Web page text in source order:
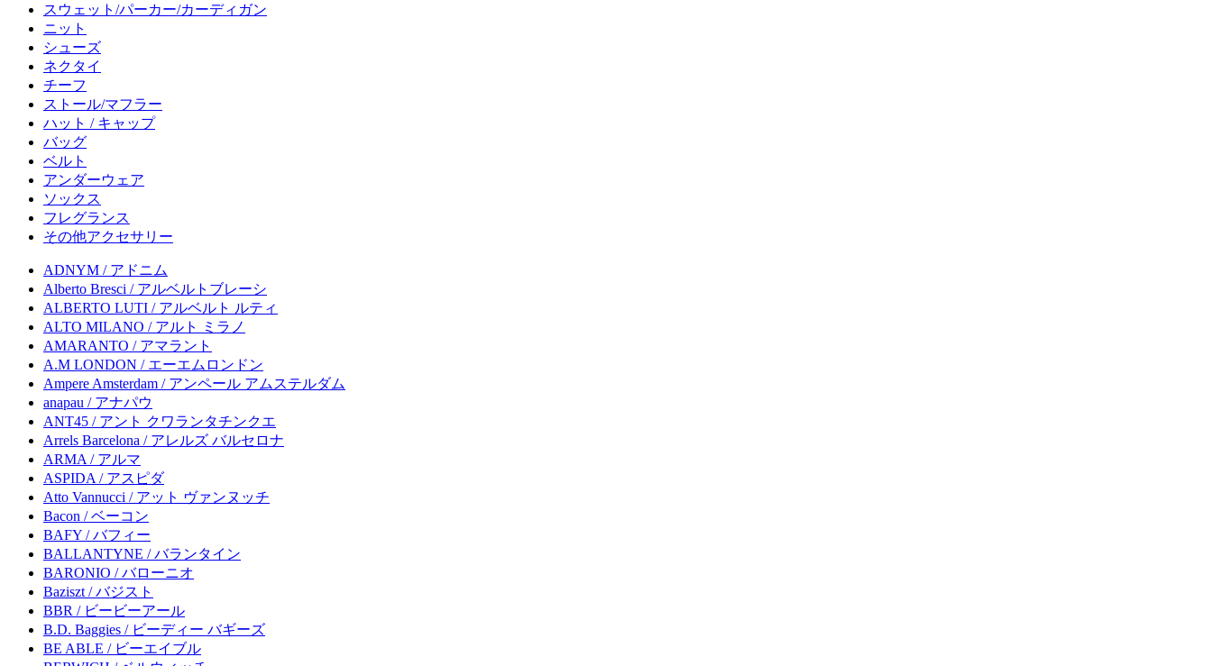
スウェット/パーカー/カーディガン
ニット
シューズ
ネクタイ
チーフ
ストール/マフラー
ハット / キャップ
バッグ
ベルト
アンダーウェア
ソックス
フレグランス
その他アクセサリー
ADNYM / アドニム
Alberto Bresci / アルベルトブレーシ
ALBERTO LUTI / アルベルト ルティ
ALTO MILANO / アルト ミラノ
AMARANTO / アマラント
A.M LONDON / エーエムロンドン
Ampere Amsterdam / アンペール アムステルダム
anapau / アナパウ
ANT45 / アント クワランタチンクエ
Arrels Barcelona / アレルズ バルセロナ
ARMA / アルマ
ASPIDA / アスピダ
Atto Vannucci / アット ヴァンヌッチ
Bacon / ベーコン
BAFY / バフィー
BALLANTYNE / バランタイン
BARONIO / バローニオ
Baziszt / バジスト
BBR / ビービーアール
B.D. Baggies / ビーディー バギーズ
BE ABLE / ビーエイブル